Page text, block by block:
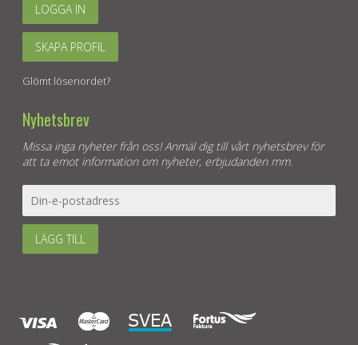
LOGGA IN
SKAPA PROFIL
Glömt lösenordet?
Nyhetsbrev
Missa inga nyheter från oss! Anmäl dig till vårt nyhetsbrev för
att ta emot information om nyheter, erbjudanden mm.
LÄGG TILL